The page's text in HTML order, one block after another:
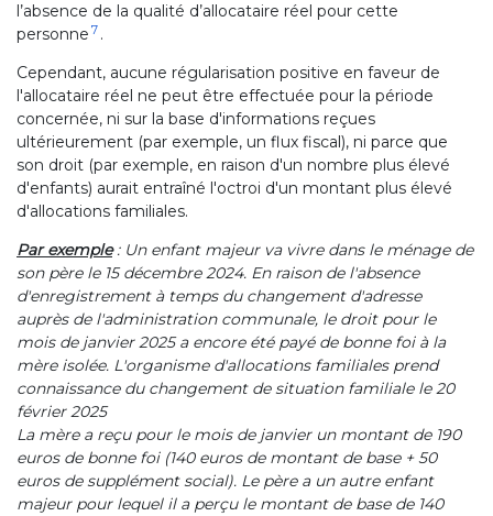
l’absence de la qualité d’allocataire réel pour cette
personne 7 .
Cependant, aucune régularisation positive en faveur de
l'allocataire réel ne peut être effectuée pour la période
concernée, ni sur la base d'informations reçues
ultérieurement (par exemple, un flux fiscal), ni parce que
son droit (par exemple, en raison d'un nombre plus élevé
d'enfants) aurait entraîné l'octroi d'un montant plus élevé
d'allocations familiales.
Par exemple: Un enfant majeur va vivre dans le ménage de
son père le 15 décembre 2024. En raison de l'absence
d'enregistrement à temps du changement d'adresse
auprès de l'administration communale, le droit pour le
mois de janvier 2025 a encore été payé de bonne foi à la
mère isolée. L'organisme d'allocations familiales prend
connaissance du changement de situation familiale le 20
février 2025
La mère a reçu pour le mois de janvier un montant de 190
euros de bonne foi (140 euros de montant de base + 50
euros de supplément social). Le père a un autre enfant
majeur pour lequel il a perçu le montant de base de 140